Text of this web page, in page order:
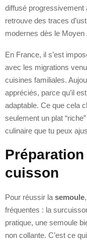
diffusé progressivement
retrouve des traces
modernes dès le Moyen
En France, il s’est
avec les migrations
cuisines familiales.
appréciés, parce qu’il
adaptable. Ce que cela
seulement un plat
culinaire que tu peux
cuisson
Pour réussir la semoule
fréquentes : la
pratique, une semoule
non collante. C’est ce